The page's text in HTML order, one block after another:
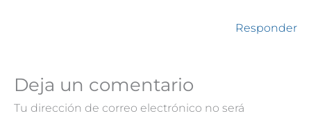
Responder
Deja un comentario
Tu dirección de correo electrónico no será